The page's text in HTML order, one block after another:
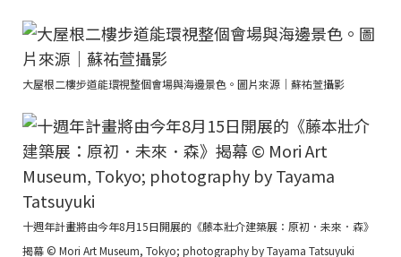
大屋根二樓步道能環視整個會場與海邊景色。圖片來源｜蘇祐萱攝影
十週年計畫將由今年8月15日開展的《藤本壯介建築展：原初．未來．森》
揭幕 © Mori Art Museum, Tokyo; photography by Tayama Tatsuyuki